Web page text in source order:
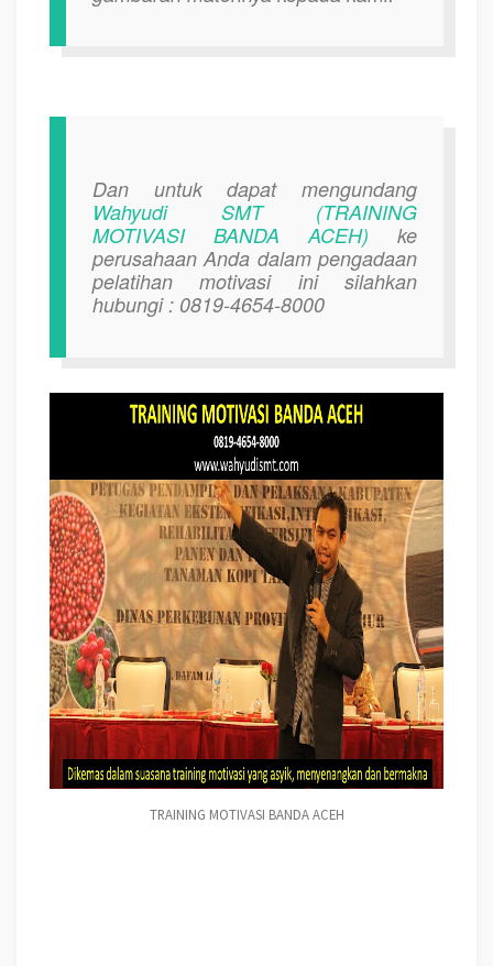
Dan untuk dapat mengundang
Wahyudi SMT (TRAINING
MOTIVASI BANDA ACEH) ke
perusahaan Anda dalam pengadaan
pelatihan motivasi ini silahkan
hubungi : 0819-4654-8000
TRAINING MOTIVASI BANDA ACEH